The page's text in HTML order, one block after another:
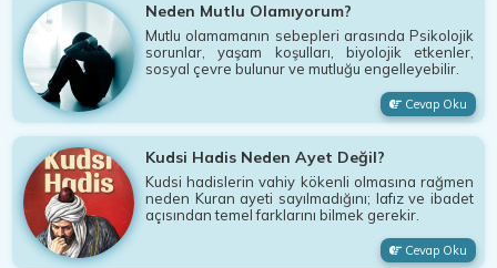
Neden Mutlu Olamıyorum?
Mutlu olamamanın sebepleri arasında Psikolojik
sorunlar, yaşam koşulları, biyolojik etkenler,
sosyal çevre bulunur ve mutluğu engelleyebilir.
Cevap Oku
Kudsi Hadis Neden Ayet Değil?
Kudsi hadislerin vahiy kökenli olmasına rağmen
neden Kuran ayeti sayılmadığını; lafız ve ibadet
açısından temel farklarını bilmek gerekir.
Cevap Oku